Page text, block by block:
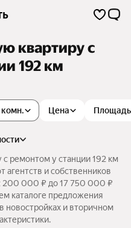
квартиру с
192 км
комн. Цена Площадь
ремонтом у станции 192 км
агентств и собственников
200 000 ₽ до 17 750 000 ₽
каталоге предложения
новостройках и вторичном